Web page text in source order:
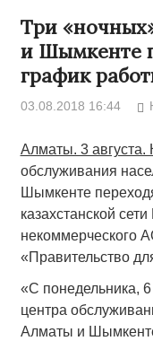
Три
и Шымкенте
график
03.08.2018 16:44
Алматы. 3 августа.
обслуживания
Шымкенте
казахстанской
некоммерческого
«Правительство
«С понедельника, 6
центра
Алматы и